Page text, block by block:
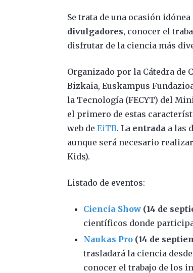
Se trata de una ocasión
divulgadores, conocer el
disfrutar de la ciencia más
Organizado por la Cátedra de
Bizkaia, Euskampus
la Tecnología (FECYT) del
el primero de estas
web deEiTB. La entrada a las
aunque será necesario
Kids).
Listado de eventos:
Ciencia Show (14 de
científicos donde
Naukas Pro (14 de
trasladará la ciencia
conocer el trabajo de los